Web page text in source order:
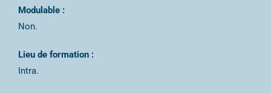
Modulable :
Non.
Lieu de formation :
Intra.